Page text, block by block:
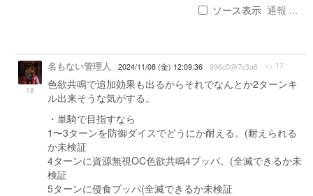
ソース表示 通報 ...
18
名もない管理人 2024/11/08 (金) 12:09:36 996c5@7c3a6 >> 17
色欲共鳴で追加効果も出るからそれでなんとか2ターンキ
ル出来そうな気がする。
・単騎で目指すなら
1〜3ターンを防御ダイスでどうにか耐える。(耐えられる
か未検証
4ターンに資源無視OC色欲共鳴4ブッパ。(全滅できるか未
検証
5ターンに侵食ブッパ(全滅できるか未検証